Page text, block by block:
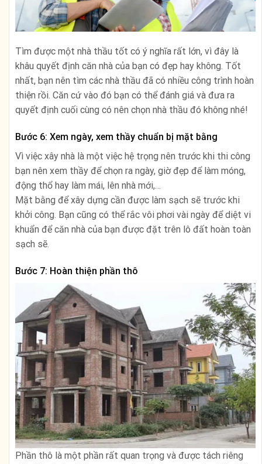
Tìm được một nhà thầu tốt có ý nghĩa rất lớn, vì đây là
khâu quyết định căn nhà của bạn có đẹp hay không. Tốt
nhất, bạn nên tìm các nhà thầu đã có nhiều công trình hoàn
thiện rồi. Căn cứ vào đó bạn có thể đánh giá và đưa ra
quyết định cuối cùng có nên chọn nhà thầu đó không nhé!
Bước 6: Xem ngày, xem thầy chuẩn bị mặt bằng
Vì việc xây nhà là một việc hệ trọng nên trước khi thi công
bạn nên xem thầy để chọn ra ngày, giờ đẹp để làm móng,
động thổ hay làm mái, lên nhà mới,…
Mặt bằng để xây dựng cần được làm sạch sẽ trước khi
khởi công. Bạn cũng có thể rắc vôi phơi vài ngày để diệt vi
khuẩn để căn nhà của bạn được đặt trên lô đất hoàn toàn
sạch sẽ.
Bước 7: Hoàn thiện phần thô
Phần thô là một phần rất quan trọng và được tách riêng